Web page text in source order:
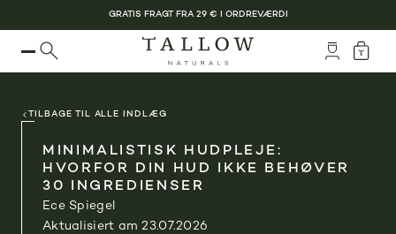
GRATIS FRAGT FRA 29 € I ORDREVÆRDI
TILBAGE TIL ALLE INDLÆG
MINIMALISTISK HUDPLEJE:
HVORFOR DIN HUD IKKE BEHØVER
30 INGREDIENSER
Ece Spiegel
Aktualisiert am 23.07.2026